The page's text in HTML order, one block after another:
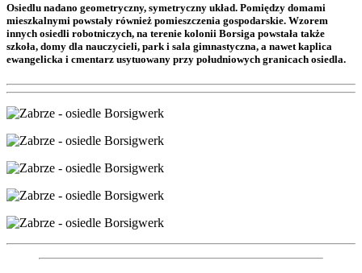
Osiedlu nadano geometryczny, symetryczny układ. Pomiędzy domami
mieszkalnymi powstały również pomieszczenia gospodarskie. Wzorem
innych osiedli robotniczych, na terenie kolonii Borsiga powstała także
szkoła, domy dla nauczycieli, park i sala gimnastyczna, a nawet kaplica
ewangelicka i cmentarz usytuowany przy południowych granicach osiedla.